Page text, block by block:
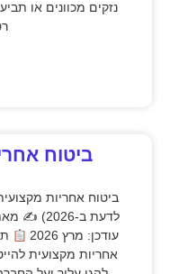
נזקים מכוונים או
ביטוח
ביטוח אחריות
לדעת ב-2026) ✍
עודכן: מרץ 2026